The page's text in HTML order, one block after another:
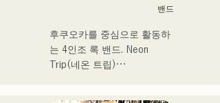
밴드
후쿠오카를 중심으로 활동하
는 4인조 록 밴드. Neon
Trip(네온 트립)